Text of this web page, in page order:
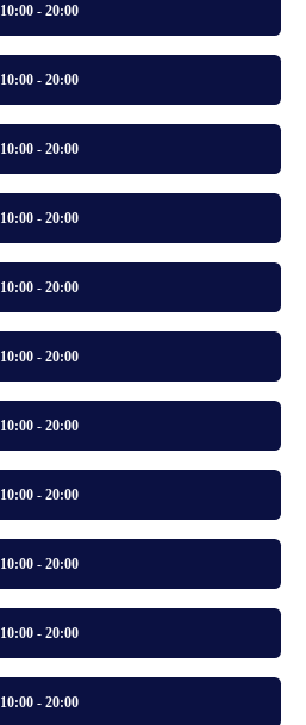
10:00 - 20:00
10:00 - 20:00
10:00 - 20:00
10:00 - 20:00
10:00 - 20:00
10:00 - 20:00
10:00 - 20:00
10:00 - 20:00
10:00 - 20:00
10:00 - 20:00
10:00 - 20:00